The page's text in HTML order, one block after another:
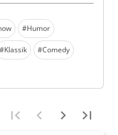
#Humor
#Klassik #Comedy